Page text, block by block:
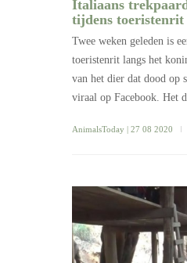
Italiaans
tijdens toeristenrit
Twee weken geleden is
toeristenrit langs het
van het dier dat dood op
viraal op Facebook. Het
AnimalsToday | 27 08 2020